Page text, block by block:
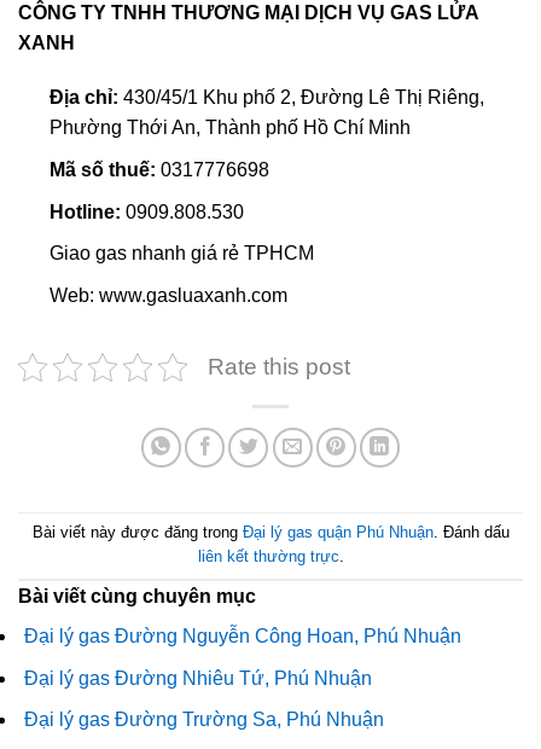
CÔNG TY TNHH THƯƠNG MẠI DỊCH VỤ GAS LỬA
XANH
Địa chỉ: 430/45/1 Khu phố 2, Đường Lê Thị Riêng,
Phường Thới An, Thành phố Hồ Chí Minh
Mã số thuế: 0317776698
Hotline: 0909.808.530
Giao gas nhanh giá rẻ TPHCM
Web: www.gasluaxanh.com
Rate this post
Bài viết này được đăng trong Đại lý gas quận Phú Nhuận. Đánh dấu
liên kết thường trực.
Bài viết cùng chuyên mục
Đại lý gas Đường Nguyễn Công Hoan, Phú Nhuận
Đại lý gas Đường Nhiêu Tứ, Phú Nhuận
Đại lý gas Đường Trường Sa, Phú Nhuận